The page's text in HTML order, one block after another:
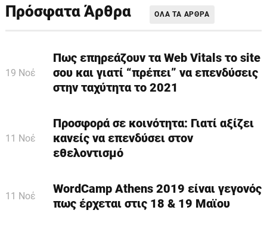
Πρόσφατα Άρθρα ΟΛΑ ΤΑ ΑΡΘΡΑ
19 Νοέ
Πως επηρεάζουν τα Web Vitals τo site
σου και γιατί “πρέπει” να επενδύσεις
στην ταχύτητα το 2021
11 Νοέ
Προσφορά σε κοινότητα: Γιατί αξίζει
κανείς να επενδύσει στον
εθελοντισμό
11 Νοέ
WordCamp Athens 2019 είναι γεγονός
πως έρχεται στις 18 & 19 Μαϊου